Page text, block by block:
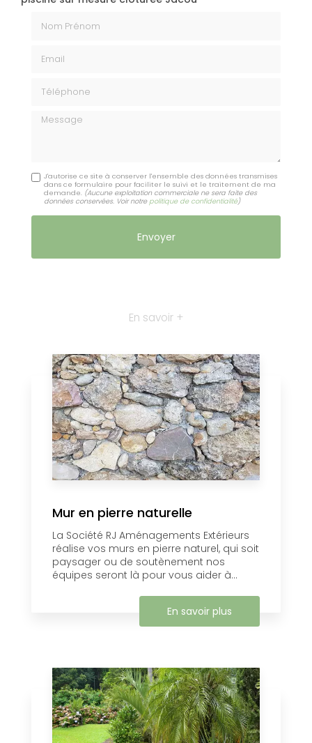
Message
J'autorise ce site à conserver l'ensemble des données transmises
dans ce formulaire pour faciliter le suivi et le traitement de ma
demande. (Aucune exploitation commerciale ne sera faite des
données conservées. Voir notre politique de confidentialité)
En savoir +
Mur en pierre naturelle
La Société RJ Aménagements Extérieurs
réalise vos murs en pierre naturel, ​qui soit
paysager ou de soutènement nos
équipes seront là pour vous aider à...
En savoir plus